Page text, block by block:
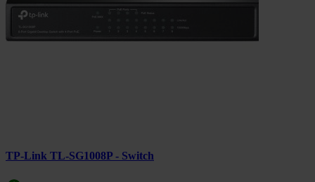
TP-Link TL-SG1008P - Switch